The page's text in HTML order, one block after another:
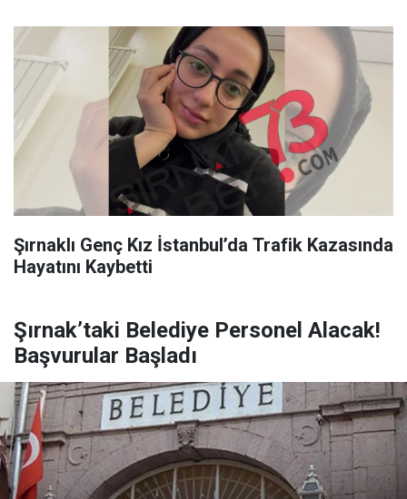
Şırnaklı Genç Kız İstanbul’da Trafik Kazasında
Hayatını Kaybetti
Şırnak’taki Belediye Personel Alacak!
Başvurular Başladı